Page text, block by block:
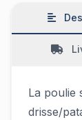
La poulie
drisse/